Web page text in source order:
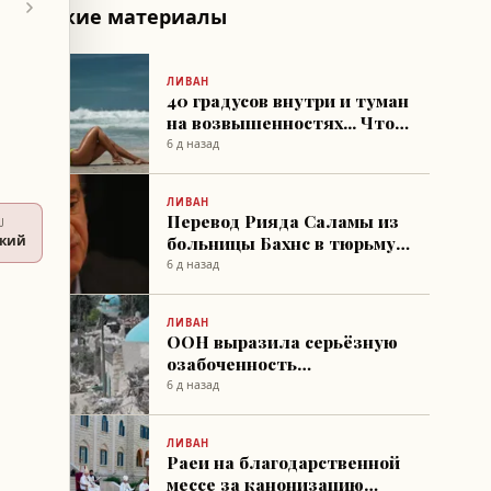
Похожие материалы
ЛИВАН
40 градусов внутри и туман
на возвышенностях... Что
происходит с погодой?
6 д назад
ЛИВАН
Перевод Рияда Саламы из
больницы Бахнс в тюрьму
Ромие
6 д назад
ЛИВАН
ООН выразила серьёзную
озабоченность
израильскими операциями
6 д назад
ЛИВАН
Раеи на благодарственной
мессе за канонизацию